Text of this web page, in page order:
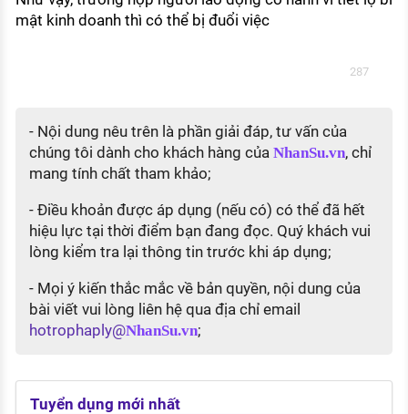
mật kinh doanh thì có thể bị đuổi việc
287
- Nội dung nêu trên là phần giải đáp, tư vấn của
chúng tôi dành cho khách hàng của NhanSu.vn, chỉ
mang tính chất tham khảo;
- Điều khoản được áp dụng (nếu có) có thể đã hết
hiệu lực tại thời điểm bạn đang đọc. Quý khách vui
lòng kiểm tra lại thông tin trước khi áp dụng;
- Mọi ý kiến thắc mắc về bản quyền, nội dung của
bài viết vui lòng liên hệ qua địa chỉ email
hotrophaply@NhanSu.vn;
Tuyển dụng mới nhất